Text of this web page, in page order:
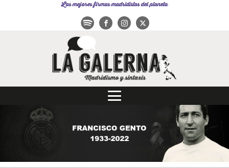
Las mejores firmas madridistas del planeta